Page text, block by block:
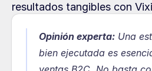
resultados tangibles con
Opinión experta: Una
bien ejecutada es